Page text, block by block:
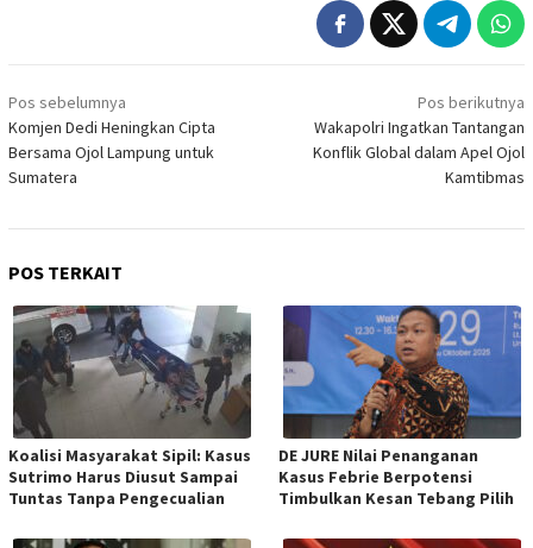
Navigasi
pos
Pos sebelumnya
Komjen Dedi Heningkan Cipta
Bersama Ojol Lampung untuk
Sumatera
Pos berikutnya
Wakapolri Ingatkan Tantangan
Konflik Global dalam Apel Ojol
Kamtibmas
POS TERKAIT
Koalisi Masyarakat Sipil: Kasus
Sutrimo Harus Diusut Sampai
Tuntas Tanpa Pengecualian
DE JURE Nilai Penanganan
Kasus Febrie Berpotensi
Timbulkan Kesan Tebang Pilih